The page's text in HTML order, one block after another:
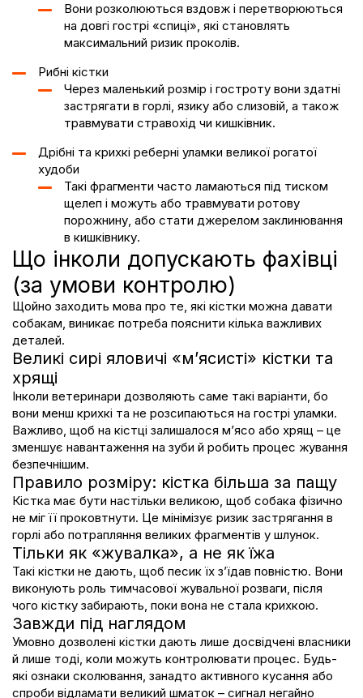
Вони розколюються вздовж і перетворюються
на довгі гострі «спиці», які становлять
максимальний ризик проколів.
Рибні кістки
Через маленький розмір і гостроту вони здатні
застрягати в горлі, язику або слизовій, а також
травмувати стравохід чи кишківник.
Дрібні та крихкі реберні уламки великої рогатої
худоби
Такі фрагменти часто ламаються під тиском
щелеп і можуть або травмувати ротову
порожнину, або стати джерелом заклинювання
в кишківнику.
Що інколи допускають фахівці
(за умови контролю)
Щойно заходить мова про те, які кістки можна давати
собакам, виникає потреба пояснити кілька важливих
деталей.
Великі сирі яловичі «м’ясисті» кістки та
хрящі
Інколи ветеринари дозволяють саме такі варіанти, бо
вони менш крихкі та не розсипаються на гострі уламки.
Важливо, щоб на кістці залишалося м’ясо або хрящ – це
зменшує навантаження на зуби й робить процес жування
безпечнішим.
Правило розміру: кістка більша за пащу
Кістка має бути настільки великою, щоб собака фізично
не міг її проковтнути. Це мінімізує ризик застрягання в
горлі або потрапляння великих фрагментів у шлунок.
Тільки як «жувалка», а не як їжа
Такі кістки не дають, щоб песик їх з’їдав повністю. Вони
виконують роль тимчасової жувальної розваги, після
чого кістку забирають, поки вона не стала крихкою.
Завжди під наглядом
Умовно дозволені кістки дають лише досвідчені власники
й лише тоді, коли можуть контролювати процес. Будь-
які ознаки сколювання, занадто активного кусання або
спроби відламати великий шматок – сигнал негайно